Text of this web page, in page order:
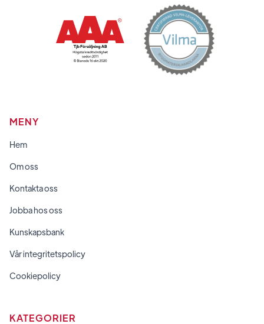
MENY
Hem
Om oss
Kontakta oss
Jobba hos oss
Kunskapsbank
Vår integritetspolicy
Cookiepolicy
KATEGORIER